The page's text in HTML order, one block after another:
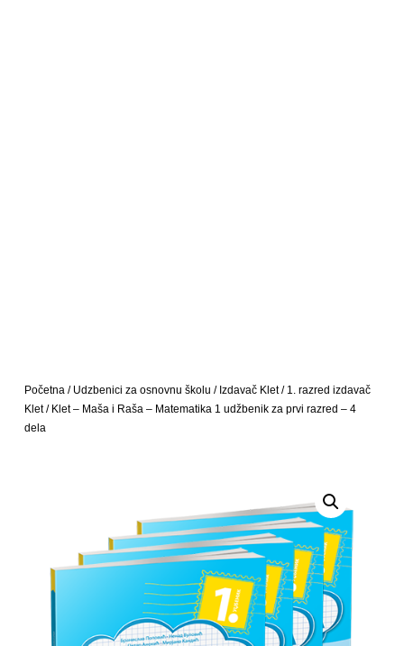
Početna/ Udzbenici za osnovnu školu / Izdavač Klet/ 1. razred izdavač
Klet/ Klet – Maša i Raša – Matematika 1 udžbenik za prvi razred – 4
dela